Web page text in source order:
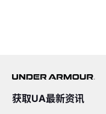
获取UA最新资讯